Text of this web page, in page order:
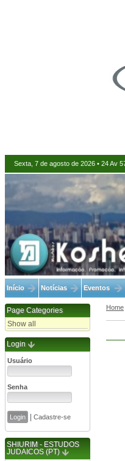
Início Notícias Eventos
Page Categories
Show all
Login
Usuário
Senha
| Cadastre-se
SHIURIM - ESTUDOS
JUDAICOS (PT)
Home